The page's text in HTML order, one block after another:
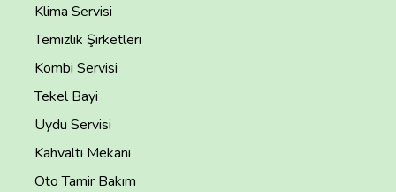
Klima Servisi
Temizlik Şirketleri
Kombi Servisi
Tekel Bayi
Uydu Servisi
Kahvaltı Mekanı
Oto Tamir Bakım